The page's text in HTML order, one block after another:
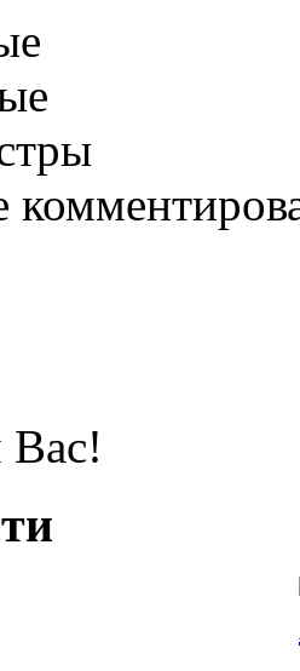
Вас!